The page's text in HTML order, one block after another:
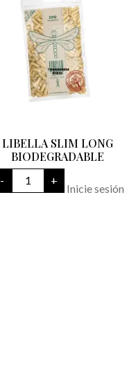
LIBELLA SLIM LONG
BIODEGRADABLE
-
LIBELLA
SLIM
LONG
+
Inicie sesión